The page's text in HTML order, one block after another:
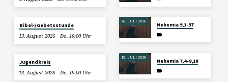
Bibel-/Gebetsstunde
13. August 2026
Do. 19:00 Uhr
Jugendkreis
13. August 2026
Do. 19:00 Uhr
26. JULI 2026
Nehemia 9,1-37
19. JULI 2026
Nehemia 7,4–8,18